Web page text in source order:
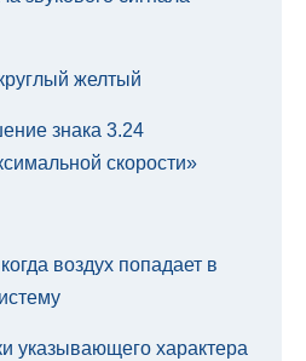
желтый
знака 3.24
скорости»
воздух попадает в
указывающего характера